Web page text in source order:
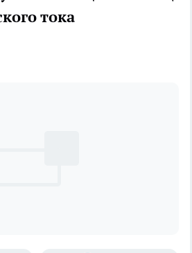
тока